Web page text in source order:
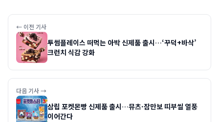
← 이전 기사
투썸플레이스 떠먹는 아박 신제품 출시…‘꾸덕+바삭’
크런치 식감 강화
다음 기사 →
삼립 포켓몬빵 신제품 출시…뮤츠·잠만보 띠부씰 열풍
이어간다